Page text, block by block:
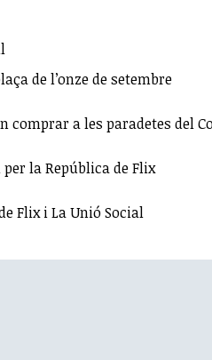
de l’onze de setembre
comprar a les paradetes del
la República de Flix
Flix i La Unió Social